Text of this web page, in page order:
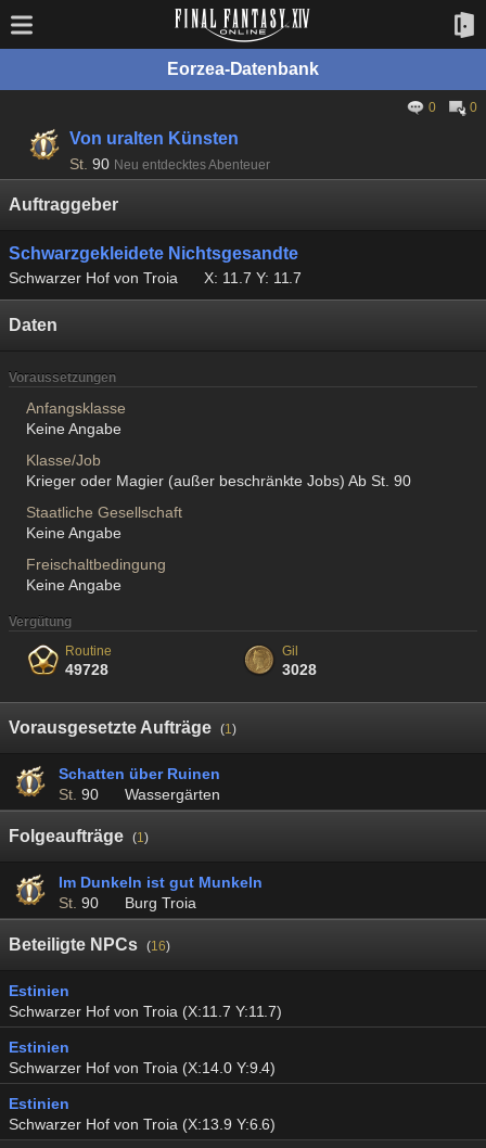
Eorzea-Datenbank
0 0
Von uralten Künsten
St. 90 Neu entdecktes Abenteuer
Auftraggeber
Schwarzgekleidete Nichtsgesandte
Schwarzer Hof von Troia X: 11.7 Y: 11.7
Daten
Voraussetzungen
Anfangsklasse
Keine Angabe
Klasse/Job
Krieger oder Magier (außer beschränkte Jobs) Ab St. 90
Staatliche Gesellschaft
Keine Angabe
Freischaltbedingung
Keine Angabe
Vergütung
Routine
49728
Gil
3028
Vorausgesetzte Aufträge (1)
Schatten über Ruinen
St. 90 Wassergärten
Folgeaufträge (1)
Im Dunkeln ist gut Munkeln
St. 90 Burg Troia
Beteiligte NPCs (16)
Estinien
Schwarzer Hof von Troia (X:11.7 Y:11.7)
Estinien
Schwarzer Hof von Troia (X:14.0 Y:9.4)
Estinien
Schwarzer Hof von Troia (X:13.9 Y:6.6)